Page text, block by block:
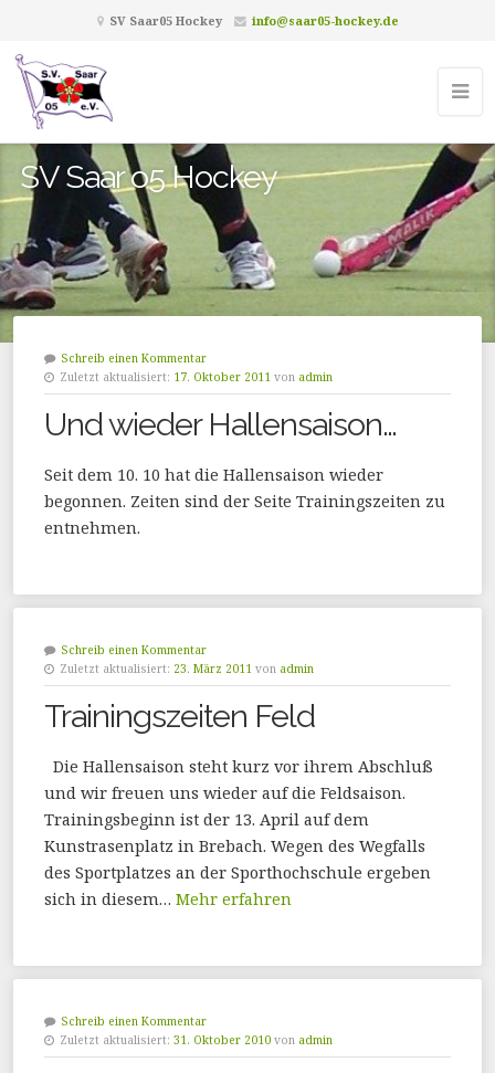
SV Saar05 Hockey info@saar05-hockey.de
SV Saar o5 Hockey
Schreib einen Kommentar
Zuletzt aktualisiert: 17. Oktober 2011 von admin
Und wieder Hallensaison…
Seit dem 10. 10 hat die Hallensaison wieder
begonnen. Zeiten sind der Seite Trainingszeiten zu
entnehmen.
Schreib einen Kommentar
Zuletzt aktualisiert: 23. März 2011 von admin
Trainingszeiten Feld
Die Hallensaison steht kurz vor ihrem Abschluß
und wir freuen uns wieder auf die Feldsaison.
Trainingsbeginn ist der 13. April auf dem
Kunstrasenplatz in Brebach. Wegen des Wegfalls
des Sportplatzes an der Sporthochschule ergeben
sich in diesem… Mehr erfahren
Schreib einen Kommentar
Zuletzt aktualisiert: 31. Oktober 2010 von admin